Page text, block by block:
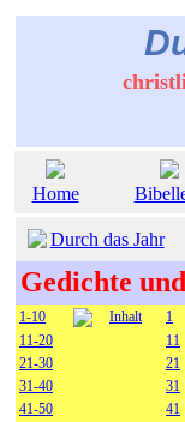
Home
Durch das Jahr
Gedichte
1-10 Inhalt 1
11-20
11
21-30
21
31-40
31
41-50
41